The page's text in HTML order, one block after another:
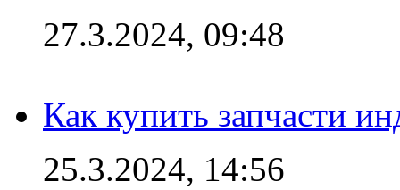
27.3.2024, 09:48
Как купить запчасти
25.3.2024, 14:56